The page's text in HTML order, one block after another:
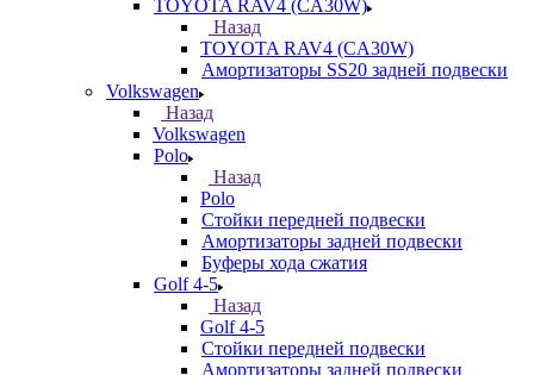
TOYOTA RAV4 (CA30W)
Назад
TOYOTA RAV4 (CA30W)
Амортизаторы SS20 задней подвески
Volkswagen
Назад
Volkswagen
Polo
Назад
Polo
Стойки передней подвески
Амортизаторы задней подвески
Буферы хода сжатия
Golf 4-5
Назад
Golf 4-5
Стойки передней подвески
Амортизаторы задней подвески